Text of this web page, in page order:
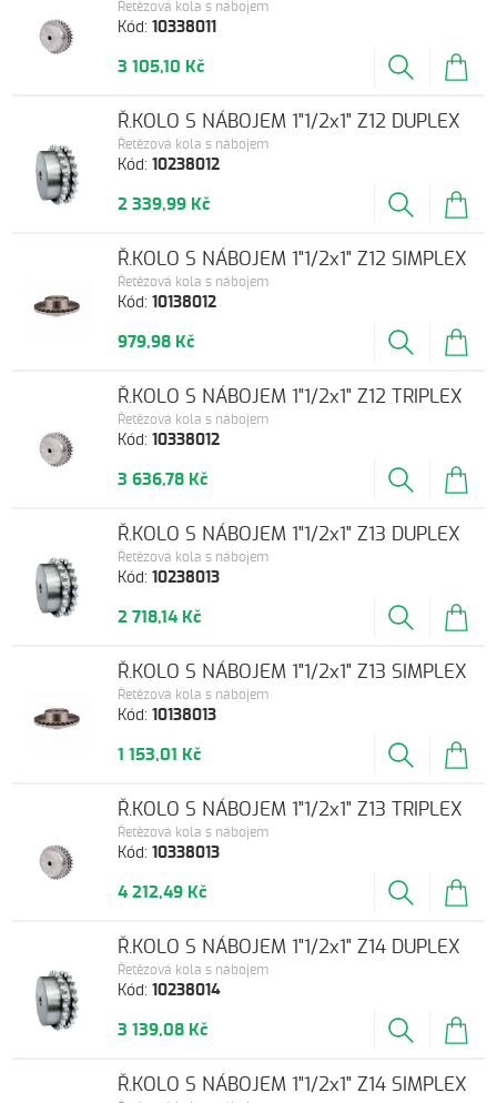
Kód:10338011
Řetězová kola s nábojem
3 105,10 Kč
Kód:10238012
Řetězová kola s nábojem
Ř.KOLO S NÁBOJEM 1"1/2x1" Z12 DUPLEX
2 339,99 Kč
Kód:10138012
Řetězová kola s nábojem
Ř.KOLO S NÁBOJEM 1"1/2x1" Z12 SIMPLEX
979,98 Kč
Kód:10338012
Řetězová kola s nábojem
Ř.KOLO S NÁBOJEM 1"1/2x1" Z12 TRIPLEX
3 636,78 Kč
Kód:10238013
Řetězová kola s nábojem
Ř.KOLO S NÁBOJEM 1"1/2x1" Z13 DUPLEX
2 718,14 Kč
Kód:10138013
Řetězová kola s nábojem
Ř.KOLO S NÁBOJEM 1"1/2x1" Z13 SIMPLEX
1 153,01 Kč
Kód:10338013
Řetězová kola s nábojem
Ř.KOLO S NÁBOJEM 1"1/2x1" Z13 TRIPLEX
4 212,49 Kč
Kód:10238014
Řetězová kola s nábojem
Ř.KOLO S NÁBOJEM 1"1/2x1" Z14 DUPLEX
3 139,08 Kč
Ř.KOLO S NÁBOJEM 1"1/2x1" Z14 SIMPLEX